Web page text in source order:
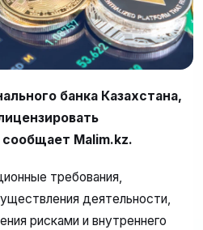
банка Казахстана,
Malim.kz.
требования,
деятельности,
рисками и внутреннего